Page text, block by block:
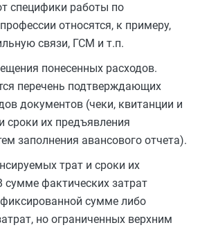
специфики работы по
относятся, к примеру,
связи, ГСМ и т.п.
понесенных расходов.
перечень подтверждающих
документов (чеки, квитанции и
сроки их предъявления
заполнения авансового отчета).
трат и сроки их
сумме фактических затрат
сумме либо
но ограниченных верхним